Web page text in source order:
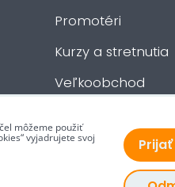
Promotéri
Kurzy a stretnutia
Veľkoobchod
môžeme použiť
vyjadrujete svoj